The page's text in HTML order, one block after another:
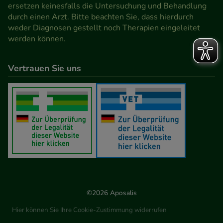
Werbung auf Drittseiten möglichst relevant für Sie
zu gestalten. Bitte beachten Sie, dass Daten hierfür
teilweise an Dritte wie z.B. Google oder soziale
ersetzen keinesfalls die Untersuchung und Behandlung
durch einen Arzt. Bitte beachten Sie, dass hierdurch
weder Diagnosen gestellt noch Therapien eingeleitet
werden können.
Vertrauen Sie uns
©2026 Aposalis
Hier können Sie Ihre Cookie-Zustimmung widerrufen